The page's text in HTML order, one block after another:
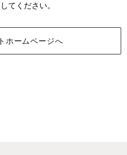
てください。
ホームページへ